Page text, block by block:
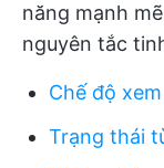
năng mạnh
nguyên tắc
Chế độ
Trạng thái